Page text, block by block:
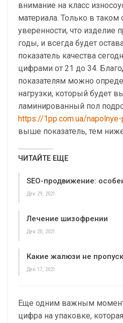
внимание на класс
материала. Только в
уверенности, что изделие
годы, и всегда будет
показатель качества
цифрами от 21 до 34.
показателям можно
нагрузки, который будет
ламинированный пол
https://1pp.com.ua/
выше показатель, тем
ЧИТАЙТЕ ЕЩЕ
SEO-продвижение:
Дек 29, 2021
Лечение шизофрении
Дек 20, 2021
Какие жалюзи не
Дек 17, 2021
Еще одним важным
цифра на упаковке,